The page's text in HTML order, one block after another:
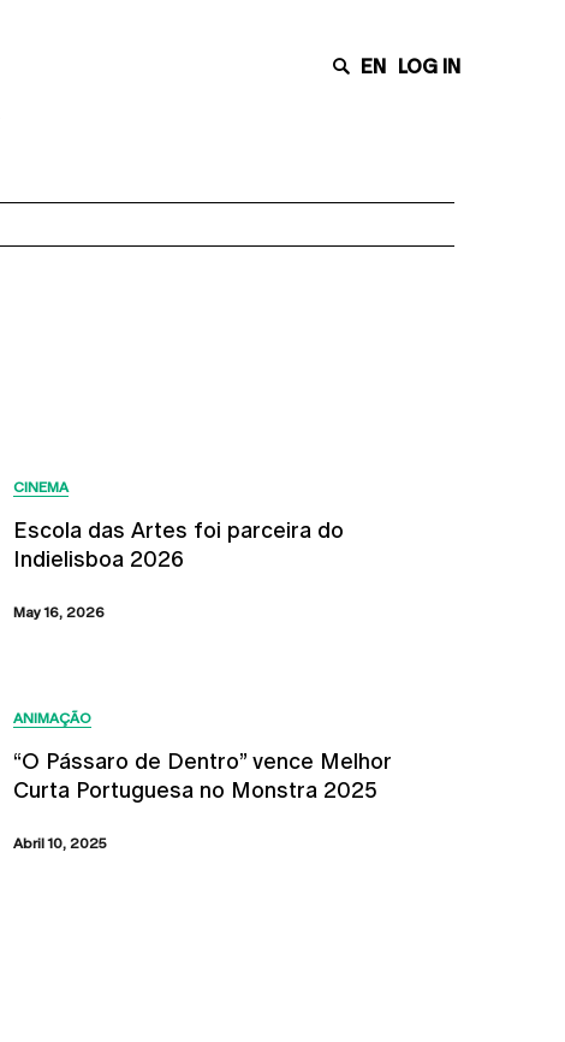
EN LOG IN
CINEMA
Escola das Artes foi parceira do
Indielisboa 2026
May 16, 2026
ANIMAÇÃO
“O Pássaro de Dentro” vence Melhor
Curta Portuguesa no Monstra 2025
Abril 10, 2025